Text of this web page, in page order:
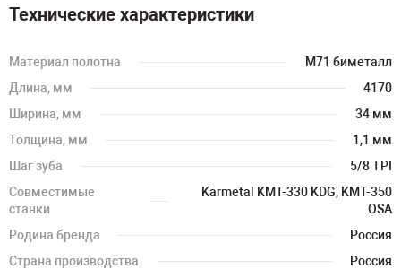
Технические характеристики
Материал полотна
M71 биметалл
Длина, мм
4170
Ширина, мм
34 мм
Толщина, мм
1,1 мм
Шаг зуба
5/8 TPI
Совместимые
станки
Karmetal KMT-330 KDG, KMT-350
OSA
Родина бренда
Россия
Страна производства
Россия